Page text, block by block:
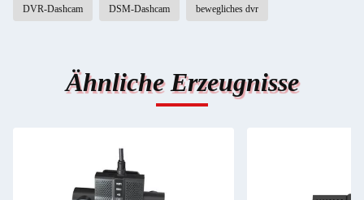
DVR-Dashcam DSM-Dashcam bewegliches dvr
Ähnliche Erzeugnisse